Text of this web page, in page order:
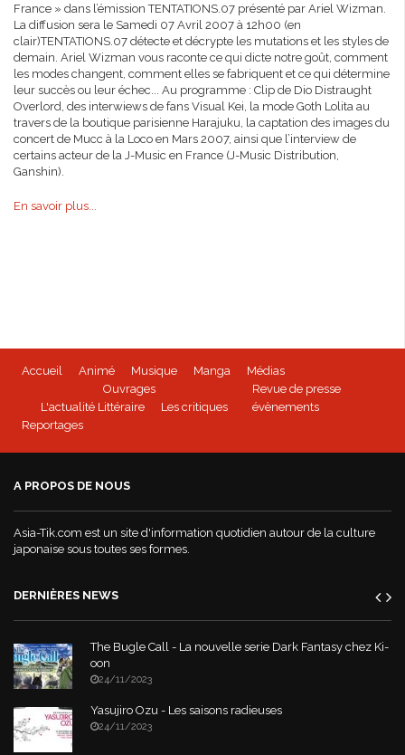
France » dans l’émission TENTATIONS.07 présenté par Ariel Wizman.
La diffusion sera le Samedi 07 Avril 2007 à 12h00 (en
clair)TENTATIONS.07 détecte et décrypte les mutations et les styles de
demain. Ariel Wizman vous raconte ce qui dicte notre goût, comment
les modes changent, comment elles se fabriquent et ce qui détermine
leur succès ou leur échec... Au programme : Clip de Dio Distraught
Overlord, des interwiews de fans Visual Kei, la mode Goth Lolita au
travers de la boutique parisienne Harajuku, la captation des images du
concert de Mucc à la Loco en Mars 2007, ainsi que l’interview de
certains acteur de la J-Music en France (J-Music Distribution,
Ganshin).
En savoir plus...
Accueil Animé Musique Manga
Médias
Ouvrages
L'actualité Littéraire
Les critiques
Revue de presse
évènements
Reportages
A PROPOS DE NOUS
Asia-Tik.com est un site d'information quotidien autour de la culture
japonaise sous toutes ses formes.
DERNIÈRES NEWS
The Bugle Call - La nouvelle serie Dark Fantasy chez Ki-
oon
24/11/2023
Yasujiro Ozu - Les saisons radieuses
24/11/2023